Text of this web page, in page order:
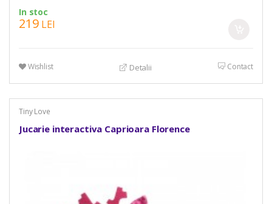
In stoc
219 LEI
Wishlist Detalii Contact
Tiny Love
Jucarie interactiva Caprioara Florence